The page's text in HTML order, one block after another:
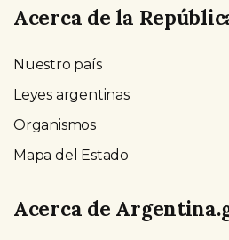
Acerca de la
Nuestro país
Leyes argentinas
Organismos
Mapa del Estado
Acerca de